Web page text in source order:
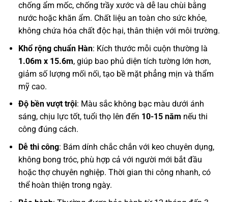
chống ẩm mốc, chống trầy xước và dễ lau chùi bằng
nước hoặc khăn ẩm. Chất liệu an toàn cho sức khỏe,
không chứa hóa chất độc hại, thân thiện với môi trường.
Khổ rộng chuẩn Hàn: Kích thước mỗi cuộn thường là
1.06m x 15.6m, giúp bao phủ diện tích tường lớn hơn,
giảm số lượng mối nối, tạo bề mặt phẳng mịn và thẩm
mỹ cao.
Độ bền vượt trội: Màu sắc không bạc màu dưới ánh
sáng, chịu lực tốt, tuổi thọ lên đến 10-15 năm nếu thi
công đúng cách.
Dễ thi công: Bám dính chắc chắn với keo chuyên dụng,
không bong tróc, phù hợp cả với người mới bắt đầu
hoặc thợ chuyên nghiệp. Thời gian thi công nhanh, có
thể hoàn thiện trong ngày.